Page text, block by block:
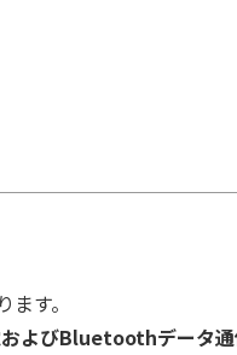
す。
よびBluetoothデータ